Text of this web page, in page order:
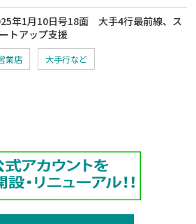
年1月10日号18面 大手4行最前線、ス
トアップ支援
業店 大手行など